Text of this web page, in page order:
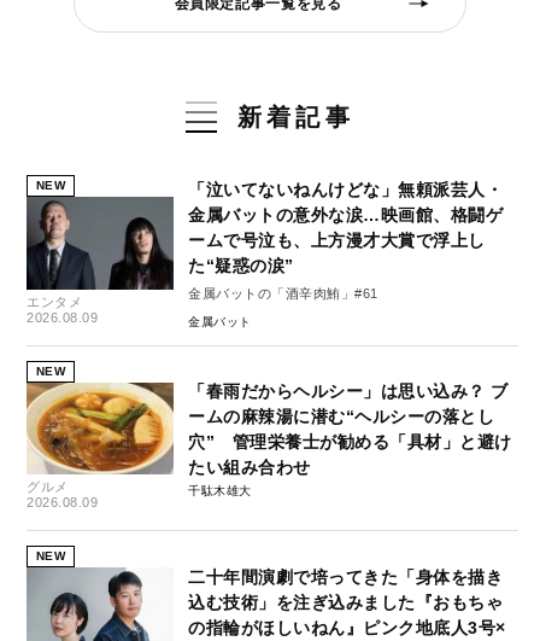
会員限定記事一覧を見る
新着記事
NEW
エンタメ
2026.08.09
「泣いてないねんけどな」無頼派芸人・
金属バットの意外な涙…映画館、格闘ゲ
ームで号泣も、上方漫才大賞で浮上し
た“疑惑の涙”
金属バットの「酒辛肉鮪」#61
金属バット
NEW
グルメ
2026.08.09
「春雨だからヘルシー」は思い込み？ ブ
ームの麻辣湯に潜む“ヘルシーの落とし
穴” 管理栄養士が勧める「具材」と避け
たい組み合わせ
千駄木雄大
NEW
二十年間演劇で培ってきた「身体を描き
込む技術」を注ぎ込みました『おもちゃ
の指輪がほしいねん』ピンク地底人3号×